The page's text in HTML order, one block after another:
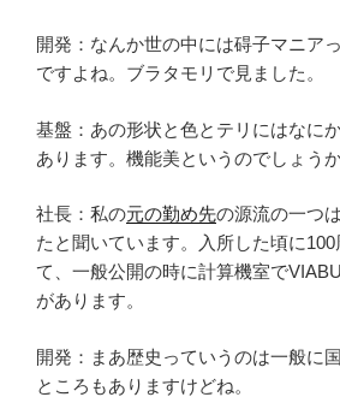
開発：なんか世の中には碍子マニア
ですよね。ブラタモリで見ました。
基盤：あの形状と色とテリにはなに
あります。機能美というのでしょうか
社長：私の元の勤め先の源流の一つ
たと聞いています。入所した頃に
て、一般公開の時に計算機室で
があります。
開発：まあ歴史っていうのは一般に
ところもありますけどね。